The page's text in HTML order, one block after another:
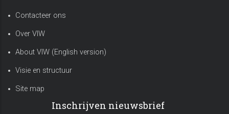
Contacteer ons
Over VIW
About VIW (English version)
Visie en structuur
Site map
Inschrijven nieuwsbrief